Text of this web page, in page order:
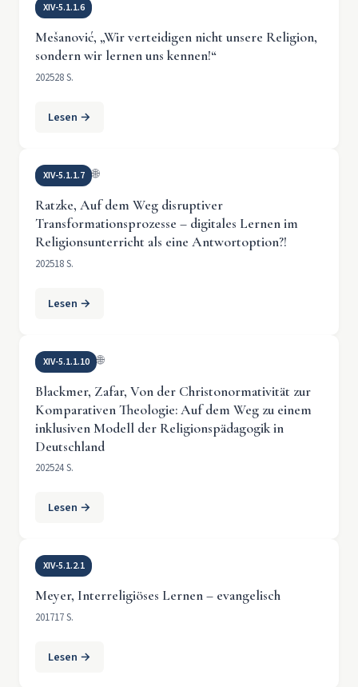
XIV-5.1.1.6
Mešanović, „Wir verteidigen nicht unsere Religion,
sondern wir lernen uns kennen!“
202528 S.
Lesen →
XIV-5.1.1.7 🌐
Ratzke, Auf dem Weg disruptiver
Transformationsprozesse – digitales Lernen im
Religionsunterricht als eine Antwortoption?!
202518 S.
Lesen →
XIV-5.1.1.10 🌐
Blackmer, Zafar, Von der Christonormativität zur
Komparativen Theologie: Auf dem Weg zu einem
inklusiven Modell der Religionspädagogik in
Deutschland
202524 S.
Lesen →
XIV-5.1.2.1
Meyer, Interreligiöses Lernen – evangelisch
201717 S.
Lesen →